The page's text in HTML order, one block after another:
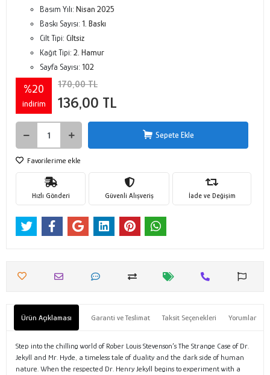
Basım Yılı: Nisan 2025
Baskı Sayısı: 1. Baskı
Cilt Tipi: Ciltsiz
Kağıt Tipi: 2. Hamur
Sayfa Sayısı: 102
%20
indirim
170,00 TL
136,00 TL
Sepete Ekle
Favorilerime ekle
Hızlı Gönderi Güvenli Alışveriş İade ve Değişim
Ürün Açıklaması Garanti ve Teslimat Taksit Seçenekleri Yorumlar
Step into the chilling world of Rober Louis Stevenson’s The Strange Case of Dr.
Jekyll and Mr. Hyde, a timeless tale of duality and the dark side of human
nature. When the respected Dr. Henry Jekyll begins to experiment with a